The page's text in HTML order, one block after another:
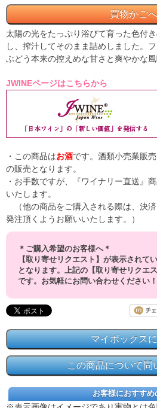
太陽の光をたっぷり浴びて育った色付
し、搾汁してそのまま詰めしました。
ぶどう本来の控えめな甘さと爽やかな
JWINEページはこちらから
・この商品はお酒です。酒類小売業販
の販売となります。
・お手数ですが、『ワイナリー直送』
いたします。
（他の商品をご購入される際は、決
発注頂くようお願いいたします。）
＊ご購入希望のお客様へ＊
【取り寄せリクエスト】が表示されて
となります。上記の【取り寄せリクエ
です。お気軽にお問い合わせください！
お客様におすすめ